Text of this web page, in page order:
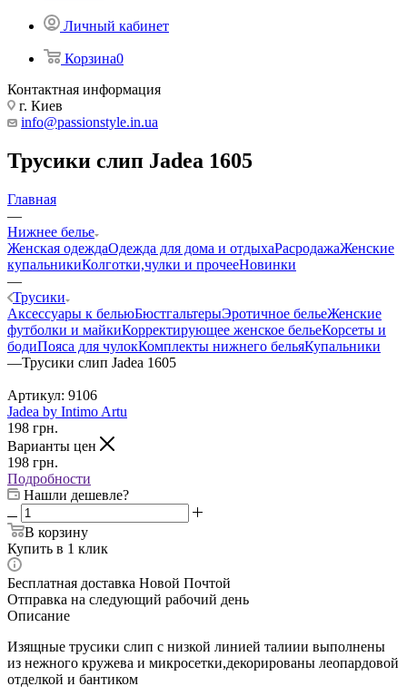
Личный кабинет
Корзина0
Контактная информация
г. Киев
info@passionstyle.in.ua
Трусики слип Jadea 1605
Главная
—
Нижнее белье
Женская одеждаОдежда для дома и отдыхаРасродажаЖенские
купальникиКолготки,чулки и прочееНовинки
—
Трусики
Аксессуары к бельюБюстгальтерыЭротичное бельеЖенские
футболки и майкиКорректирующее женское бельеКорсеты и
бодиПояса для чулокКомплекты нижнего бельяКупальники
—Трусики слип Jadea 1605
Артикул: 9106
Jadea by Intimo Artu
198 грн.
Варианты цен
198 грн.
Подробности
Нашли дешевле?
В корзину
Купить в 1 клик
Бесплатная доставка Новой Почтой
Отправка на следующий рабочий день
Описание
Изящные трусики слип с низкой линией талиии выполнены
из нежного кружева и микросетки,декорированы леопардовой
отделкой и бантиком